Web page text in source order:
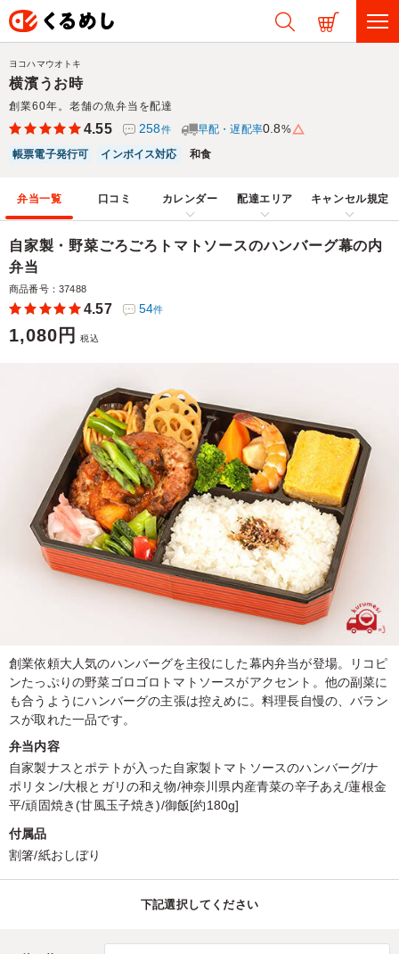
横濱うお時
創業60年。老舗の魚弁当を配達
ヨコハマウオトキ
4.55 258件 早配・遅配率0.8%
帳票電子発行可
インボイス対応 和食
弁当一覧 口コミ カレンダー 配達エリア キャンセル規定
自家製・野菜ごろごろトマトソースのハンバーグ幕の内
弁当
商品番号：37488
4.57 54件
1,080円 税込
創業依頼大人気のハンバーグを主役にした幕内弁当が登場。リコピ
ンたっぷりの野菜ゴロゴロトマトソースがアクセント。他の副菜に
も合うようにハンバーグの主張は控えめに。料理長自慢の、バラン
スが取れた一品です。
弁当内容
自家製ナスとポテトが入った自家製トマトソースのハンバーグ/ナ
ポリタン/大根とガリの和え物/神奈川県内産青菜の辛子あえ/蓮根金
平/頑固焼き(甘風玉子焼き)/御飯[約180g]
付属品
割箸/紙おしぼり
下記選択してください